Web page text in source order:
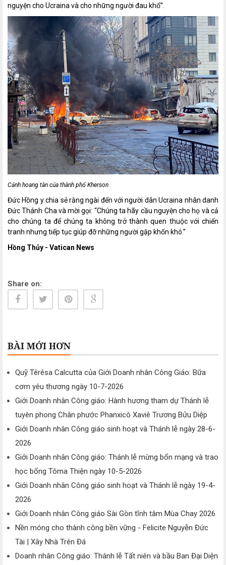
nguyện cho Ucraina và cho những người đau khổ”.
Cảnh hoang tàn của thành phố Kherson
Đức Hồng y chia sẻ rằng ngài đến với người dân Ucraina nhân danh
Đức Thánh Cha và mời gọi: “Chúng ta hãy cầu nguyện cho họ và cả
cho chúng ta để chúng ta không trở thành quen thuộc với chiến
tranh nhưng tiếp tục giúp đỡ những người gặp khốn khó.”
Hồng Thủy - Vatican News
Share on:
BÀI MỚI HƠN
Quỹ Têrêsa Calcutta của Giới Doanh nhân Công Giáo: Bữa
cơm yêu thương ngày 10-7-2026
Giới Doanh nhân Công giáo: Hành hương tham dự Thánh lễ
tuyên phong Chân phước Phanxicô Xaviê Trương Bửu Diệp
Giới Doanh nhân Công giáo sinh hoạt và Thánh lễ ngày 28-6-
2026
Giới Doanh nhân Công giáo: Thánh lễ mừng bổn mạng và trao
học bổng Tôma Thiện ngày 10-5-2026
Giới Doanh nhân Công giáo sinh hoạt và Thánh lễ ngày 19-4-
2026
Giới Doanh nhân Công giáo Sài Gòn tĩnh tâm Mùa Chay 2026
Nền móng cho thành công bền vững - Felicite Nguyễn Đức
Tài | Xây Nhà Trên Đá
Doanh nhân Công giáo: Thánh lễ Tất niên và bầu Ban Đại Diện